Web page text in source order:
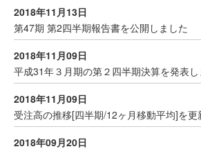
2018年11月13日
第47期 第2四半期報告書を公開しました
2018年11月09日
平成31年３月期の第２四半期決算を発表し
2018年11月09日
受注高の推移[四半期/12ヶ月移動平均]を更
2018年09月20日